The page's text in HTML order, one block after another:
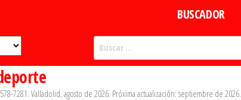
BUSCADOR
7281. Valladolid, agosto de 2026. Próxima actualización: septiembre de 2026.